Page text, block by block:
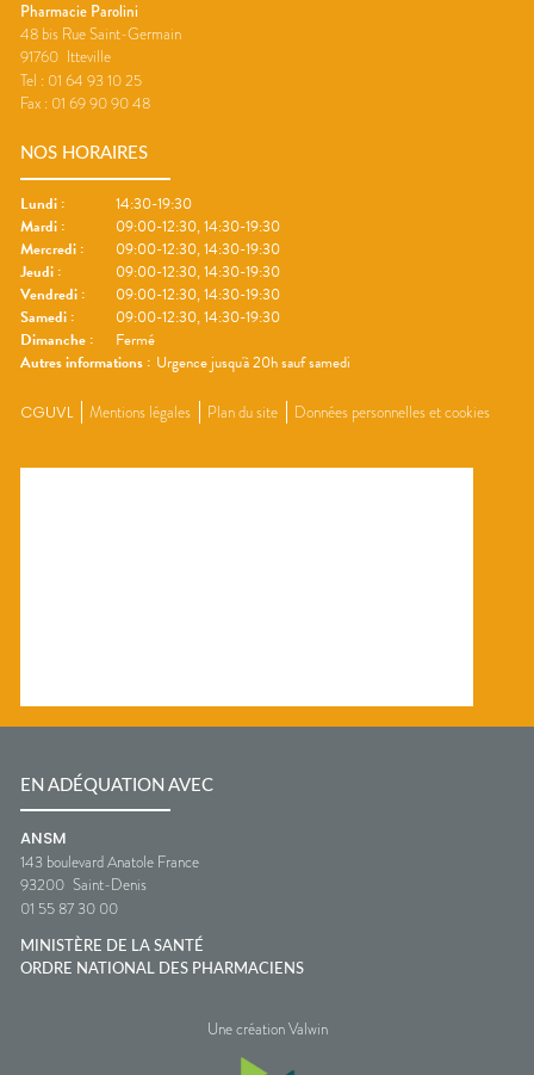
Pharmacie Parolini
48 bis Rue Saint-Germain
91760 Itteville
Tel : 01 64 93 10 25
Fax : 01 69 90 90 48
NOS HORAIRES
Lundi :
14:30-19:30
Mardi :
09:00-12:30, 14:30-19:30
Mercredi :
09:00-12:30, 14:30-19:30
Jeudi :
09:00-12:30, 14:30-19:30
Vendredi :
09:00-12:30, 14:30-19:30
Samedi :
09:00-12:30, 14:30-19:30
Dimanche :
Fermé
Autres informations : Urgence jusqu'à 20h sauf samedi
CGUVL Mentions légales Plan du site Données personnelles et cookies
EN ADÉQUATION AVEC
ANSM
143 boulevard Anatole France
93200 Saint-Denis
01 55 87 30 00
MINISTÈRE DE LA SANTÉ
ORDRE NATIONAL DES PHARMACIENS
Une création Valwin